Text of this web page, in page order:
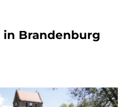
Brandenburg